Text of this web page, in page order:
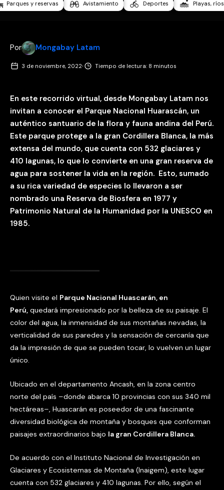
Parques y reservas Avistamiento Deportes Playas,
Por Mongabay Latam
3 de noviembre, 2022· Tiempo de lectura: 8 minutos
En este recorrido virtual, desde Mongabay Latam nos
invitan a conocer el Parque Nacional Huarascán, un
auténtico santuario de la flora y fauna andina del Perú.
Este parque protege a la gran Cordillera Blanca, la más
extensa del mundo, que cuenta con 532 glaciares y
410 lagunas, lo que lo convierte en una gran reserva de
agua para sostener la vida en la región. Esto, sumado
a su rica variedad de especies lo llevaron a ser
nombrado una Reserva de Biosfera en 1977 y
Patrimonio Natural de la Humanidad por la UNESCO en
1985.
Quien visite el Parque Nacional Huascarán, en
Perú, quedará impresionado por la belleza de su paisaje. El
color del agua, la inmensidad de sus montañas nevadas, la
verticalidad de sus paredes y la sensación de cercanía que
da la impresión de que se pueden tocar, lo vuelven un lugar
único.
Ubicado en el departamento Ancash, en la zona centro
norte del país –donde abarca 10 provincias con sus 340 mil
hectáreas–, Huascarán es poseedor de una fascinante
diversidad biológica de montaña y bosques que conforman
paisajes extraordinarios bajo la gran Cordillera Blanca.
De acuerdo con el Instituto Nacional de Investigación en
Glaciares y Ecosistemas de Montaña (Inaigem), este lugar
cuenta con 532 glaciares y 410 lagunas. Por ello, según el